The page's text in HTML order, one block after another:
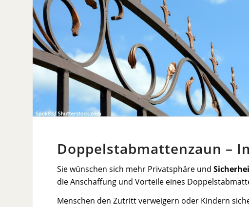
Doppelstabmattenzaun –
Sie wünschen sich mehr Privatsphäre und
die Anschaffung und Vorteile eines
Menschen den Zutritt verweigern oder Kindern